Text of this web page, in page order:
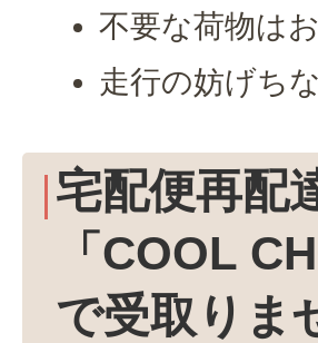
不要な荷物は
走行の妨げち
宅配便再配
「COOL
で受取りま